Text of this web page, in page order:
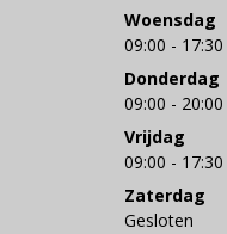
Woensdag
09:00 - 17:30
Donderdag
09:00 - 20:00
Vrijdag
09:00 - 17:30
Zaterdag
Gesloten